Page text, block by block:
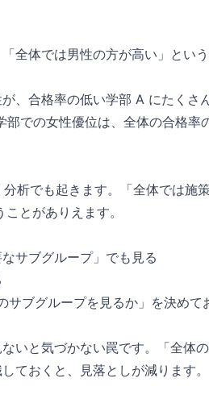
全体では男性の方が高い」とい
、合格率の低い学部 A にたくさ
での女性優位は、全体の合格率
析でも起きます。「全体では施
とがありえます。
サブグループ」でも見る
ブグループを見るか」を決めて
いと気づかない罠です。「全体
ておくと、見落としが減ります。